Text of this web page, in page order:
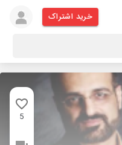
خرید اشتراک
5